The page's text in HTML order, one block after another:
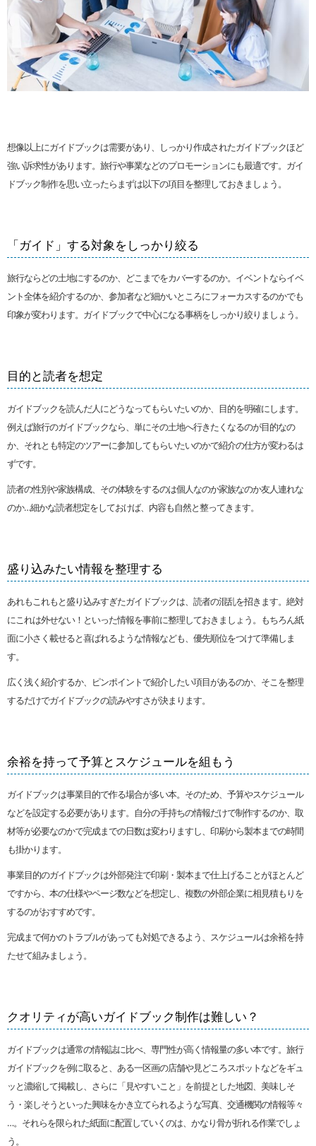
想像以上にガイドブックは需要があり、しっかり作成されたガイドブックほど
強い訴求性があります。旅行や事業などのプロモーションにも最適です。ガイ
ドブック制作を思い立ったらまずは以下の項目を整理しておきましょう。
「ガイド」する対象をしっかり絞る
旅行ならどの土地にするのか、どこまでをカバーするのか。イベントならイベ
ント全体を紹介するのか、参加者など細かいところにフォーカスするのかでも
印象が変わります。ガイドブックで中心になる事柄をしっかり絞りましょう。
目的と読者を想定
ガイドブックを読んだ人にどうなってもらいたいのか、目的を明確にします。
例えば旅行のガイドブックなら、単にその土地へ行きたくなるのが目的なの
か、それとも特定のツアーに参加してもらいたいのかで紹介の仕方が変わるは
ずです。
読者の性別や家族構成、その体験をするのは個人なのか家族なのか友人連れな
のか…細かな読者想定をしておけば、内容も自然と整ってきます。
盛り込みたい情報を整理する
あれもこれもと盛り込みすぎたガイドブックは、読者の混乱を招きます。絶対
にこれは外せない！といった情報を事前に整理しておきましょう。もちろん紙
面に小さく載せると喜ばれるような情報なども、優先順位をつけて準備しま
す。
広く浅く紹介するか、ピンポイントで紹介したい項目があるのか、そこを整理
するだけでガイドブックの読みやすさが決まります。
余裕を持って予算とスケジュールを組もう
ガイドブックは事業目的で作る場合が多い本。そのため、予算やスケジュール
などを設定する必要があります。自分の手持ちの情報だけで制作するのか、取
材等が必要なのかで完成までの日数は変わりますし、印刷から製本までの時間
も掛かります。
事業目的のガイドブックは外部発注で印刷・製本まで仕上げることがほとんど
ですから、本の仕様やページ数などを想定し、複数の外部企業に相見積もりを
するのがおすすめです。
完成まで何かのトラブルがあっても対処できるよう、スケジュールは余裕を持
たせて組みましょう。
クオリティが高いガイドブック制作は難しい？
ガイドブックは通常の情報誌に比べ、専門性が高く情報量の多い本です。旅行
ガイドブックを例に取ると、ある一区画の店舗や見どころスポットなどをギュ
ッと濃縮して掲載し、さらに「見やすいこと」を前提とした地図、美味しそ
う・楽しそうといった興味をかき立てられるような写真、交通機関の情報等々
…。それらを限られた紙面に配置していくのは、かなり骨が折れる作業でしょ
う。